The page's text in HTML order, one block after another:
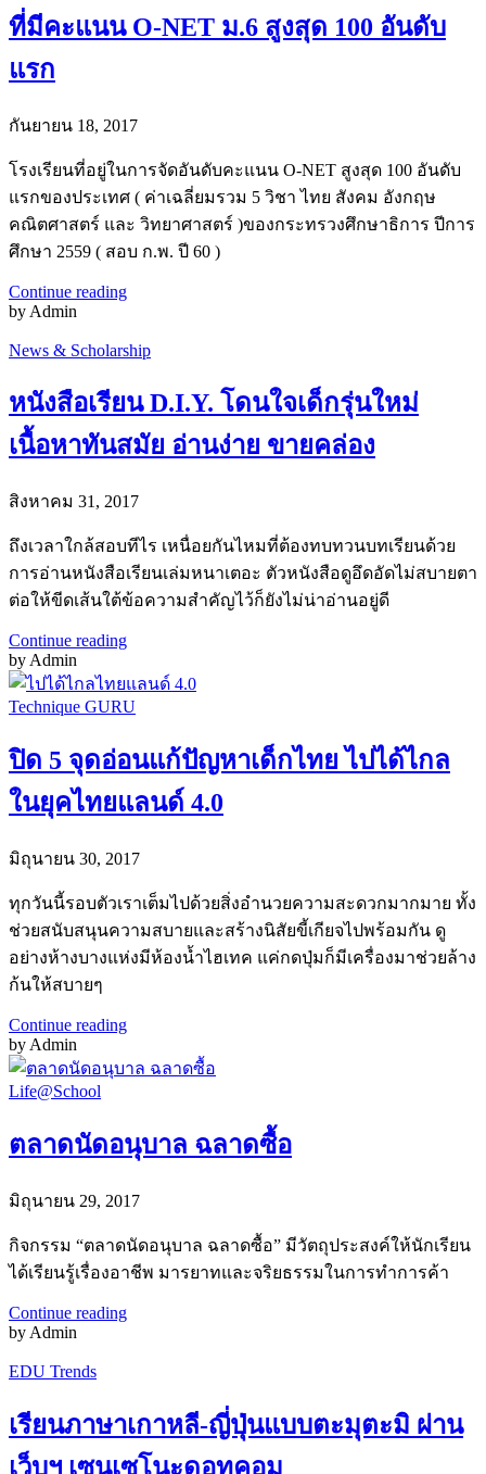
ที่มีคะแนน O-NET ม.6 สูงสุด 100 อันดับ
แรก
กันยายน 18, 2017
โรงเรียนที่อยู่ในการจัดอันดับคะแนน O-NET สูงสุด 100 อันดับ
แรกของประเทศ ( ค่าเฉลี่ยมรวม 5 วิชา ไทย สังคม อังกฤษ
คณิตศาสตร์ และ วิทยาศาสตร์ )ของกระทรวงศึกษาธิการ ปีการ
ศึกษา 2559 ( สอบ ก.พ. ปี 60 )
Continue reading
by Admin
News & Scholarship
หนังสือเรียน D.I.Y. โดนใจเด็กรุ่นใหม่
เนื้อหาทันสมัย อ่านง่าย ขายคล่อง
สิงหาคม 31, 2017
ถึงเวลาใกล้สอบทีไร เหนื่อยกันไหมที่ต้องทบทวนบทเรียนด้วย
การอ่านหนังสือเรียนเล่มหนาเตอะ ตัวหนังสือดูอึดอัดไม่สบายตา
ต่อให้ขีดเส้นใต้ข้อความสำคัญไว้ก็ยังไม่น่าอ่านอยู่ดี
Continue reading
by Admin
Technique GURU
ปิด 5 จุดอ่อนแก้ปัญหาเด็กไทย ไปได้ไกล
ในยุคไทยแลนด์ 4.0
มิถุนายน 30, 2017
ทุกวันนี้รอบตัวเราเต็มไปด้วยสิ่งอำนวยความสะดวกมากมาย ทั้ง
ช่วยสนับสนุนความสบายและสร้างนิสัยขี้เกียจไปพร้อมกัน ดู
อย่างห้างบางแห่งมีห้องน้ำไฮเทค แค่กดปุ่มก็มีเครื่องมาช่วยล้าง
ก้นให้สบายๆ
Continue reading
by Admin
Life@School
ตลาดนัดอนุบาล ฉลาดซื้อ
มิถุนายน 29, 2017
กิจกรรม “ตลาดนัดอนุบาล ฉลาดซื้อ” มีวัตถุประสงค์ให้นักเรียน
ได้เรียนรู้เรื่องอาชีพ มารยาทและจริยธรรมในการทำการค้า
Continue reading
by Admin
EDU Trends
เรียนภาษาเกาหลี-ญี่ปุ่นแบบตะมุตะมิ ผ่าน
เว็บฯ เซนเซโนะดอทคอม